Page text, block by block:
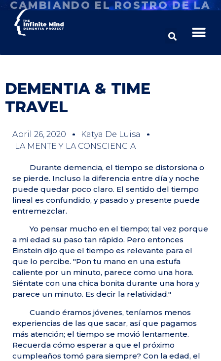
CAMBIANDO EL ROSTRO DE LA
DEMENTIA & TIME
TRAVEL
Abril 26, 2020
Katya De Luisa
LA MENTE Y LA CONSCIENCIA
Durante demencia, el tiempo se distorsiona o
se pierde. Incluso la diferencia entre día y noche
puede quedar poco claro. El sentido del tiempo
lineal es confundido, y pasado y presente puede
entremezclar.
Yo pensar mucho en el tiempo; tal vez porque
a mi edad su paso tan rápido. Pero entonces
Einstein dijo que el tiempo es relevante para el
que lo percibe. "Pon tu mano en una estufa
caliente por un minuto, parece como una hora.
Siéntate con una chica bonita durante una hora y
parece un minuto. Es decir la relatividad."
Cuando éramos jóvenes, teníamos menos
experiencias de las que sacar, así que pagamos
más atención; el tiempo se movió lentamente.
Recuerda cómo esperar a que el próximo
cumpleaños tomó para siempre? Con la edad, el